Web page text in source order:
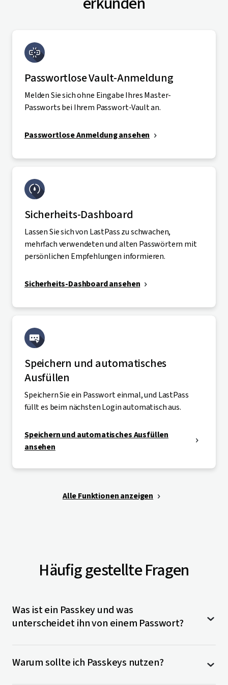
Passwortlose Vault-Anmeldung
Melden Sie sich ohne Eingabe Ihres Master-
Passworts bei Ihrem Passwort-Vault an.
Passwortlose Anmeldung ansehen
Sicherheits-Dashboard
Lassen Sie sich von LastPass zu schwachen,
mehrfach verwendeten und alten Passwörtern mit
persönlichen Empfehlungen informieren.
Sicherheits-Dashboard ansehen
Speichern und automatisches
Ausfüllen
Speichern Sie ein Passwort einmal, und LastPass
füllt es beim nächsten Login automatisch aus.
Speichern und automatisches Ausfüllen
ansehen
Alle Funktionen anzeigen
Häufig gestellte Fragen
Was ist ein Passkey und was
unterscheidet ihn von einem Passwort?
Login auf Websites und in Apps, die Ihnen das
Warum sollte ich Passkeys nutzen?